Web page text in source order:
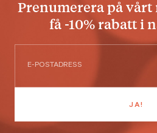
Prenumerera på
få -10% rabatt i